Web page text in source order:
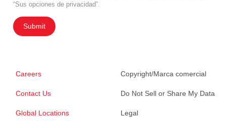
“Sus opciones de privacidad”.
Submit
Careers
Contact Us
Global Locations
Copyright/Marca comercial
Do Not Sell or Share My Data
Legal